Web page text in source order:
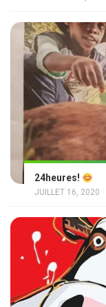
24heures!
JUILLET 16, 2020